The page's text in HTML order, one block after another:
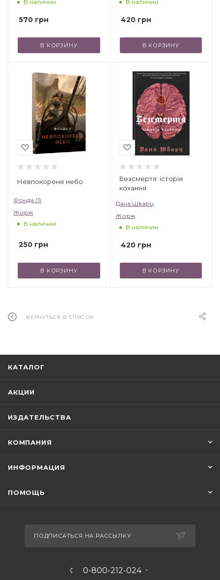
В наличии
570 грн
В КОРЗИНУ
В наличии
420грн
В КОРЗИНУ
Невпокорене небо
Фонда Лі
Жорж
В наличии
250 грн
В КОРЗИНУ
Безсмертя: історія
кохання
Дана Шварц
Жорж
В наличии
420грн
В КОРЗИНУ
ВЕРНУТЬСЯ В СПИСОК
КАТАЛОГ
АКЦИИ
ИЗДАТЕЛЬСТВА
КОМПАНИЯ
ИНФОРМАЦИЯ
ПОМОЩЬ
ПОДПИСАТЬСЯ НА РАССЫЛКУ
0-800-212-024